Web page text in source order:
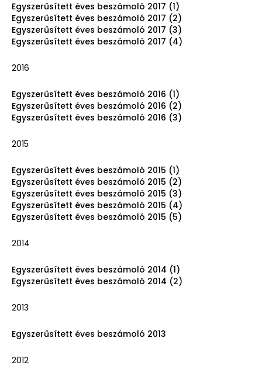
Egyszerűsített éves beszámoló 2017 (1)
Egyszerűsített éves beszámoló 2017 (2)
Egyszerűsített éves beszámoló 2017 (3)
Egyszerűsített éves beszámoló 2017 (4)
2016
Egyszerűsített éves beszámoló 2016 (1)
Egyszerűsített éves beszámoló 2016 (2)
Egyszerűsített éves beszámoló 2016 (3)
2015
Egyszerűsített éves beszámoló 2015 (1)
Egyszerűsített éves beszámoló 2015 (2)
Egyszerűsített éves beszámoló 2015 (3)
Egyszerűsített éves beszámoló 2015 (4)
Egyszerűsített éves beszámoló 2015 (5)
2014
Egyszerűsített éves beszámoló 2014 (1)
Egyszerűsített éves beszámoló 2014 (2)
2013
Egyszerűsített éves beszámoló 2013
2012